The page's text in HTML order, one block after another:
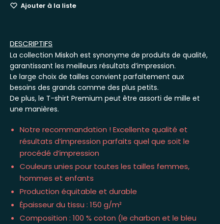
Ajouter à la liste
DESCRIPTIFS
La collection Miskoh est synonyme de produits de qualité,
garantissant les meilleurs résultats d’impression.
Le large choix de tailles convient parfaitement aux
besoins des grands comme des plus petits.
De plus, le T-shirt Premium peut être assorti de mille et
une manières.
Notre recommandation ! Excellente qualité et
résultats d’impression parfaits quel que soit le
procédé d’impression
Couleurs unies pour toutes les tailles femmes,
hommes et enfants
Production équitable et durable
Épaisseur du tissu : 150 g/m²
Composition : 100 % coton (le charbon et le bleu